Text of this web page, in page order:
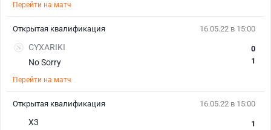
Перейти на матч
16.05.22 в 15:00
CYXARIKI
No Sorry
0
1
Перейти на матч
Открытая квалификация
16.05.22 в 15:00
X3
1
Открытая квалификация